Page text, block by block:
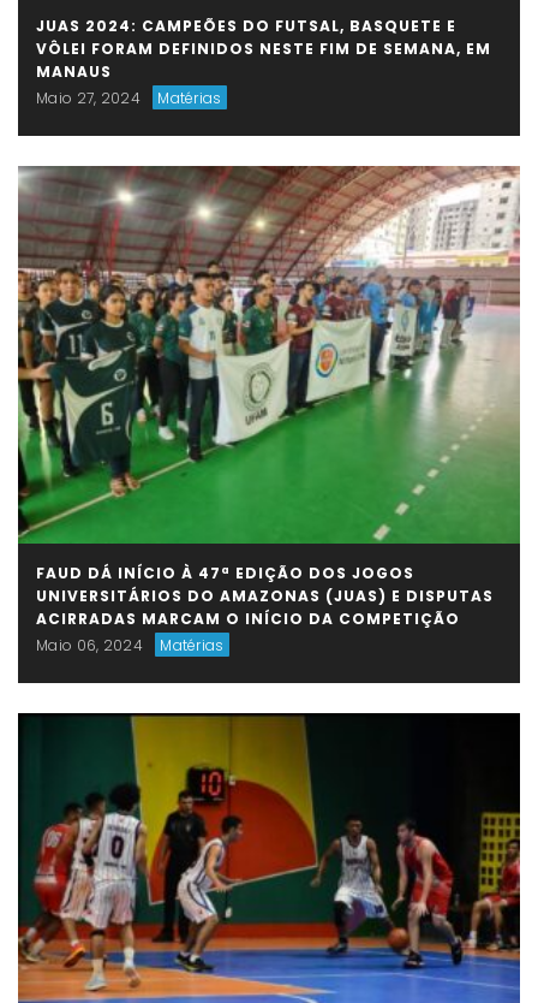
JUAS 2024: CAMPEÕES DO FUTSAL, BASQUETE E
VÔLEI FORAM DEFINIDOS NESTE FIM DE SEMANA, EM
MANAUS
Maio 27, 2024
Matérias
FAUD DÁ INÍCIO À 47ª EDIÇÃO DOS JOGOS
UNIVERSITÁRIOS DO AMAZONAS (JUAS) E DISPUTAS
ACIRRADAS MARCAM O INÍCIO DA COMPETIÇÃO
Maio 06, 2024
Matérias